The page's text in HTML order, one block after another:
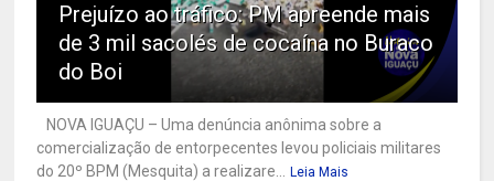
Prejuízo ao tráfico: PM apreende mais
de 3 mil sacolés de cocaína no Buraco
do Boi
NOVA IGUAÇU – Uma denúncia anônima sobre a
comercialização de entorpecentes levou policiais militares
do 20º BPM (Mesquita) a realizare...
Leia Mais